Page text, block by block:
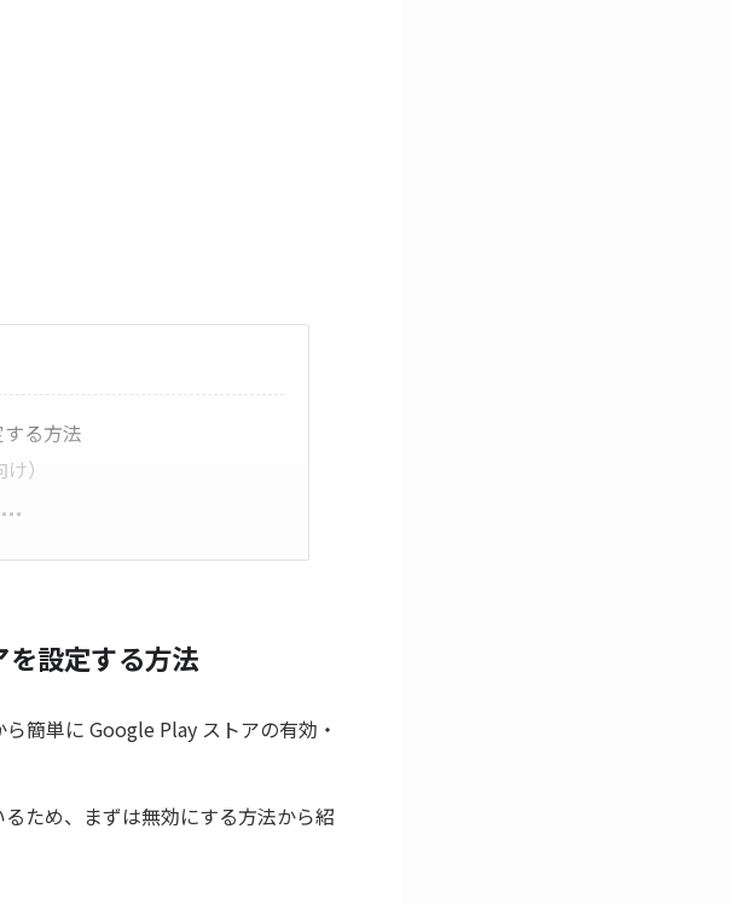
る方法
）
設定する方法
簡単に Google Play ストアの有効・
ため、まずは無効にする方法から紹